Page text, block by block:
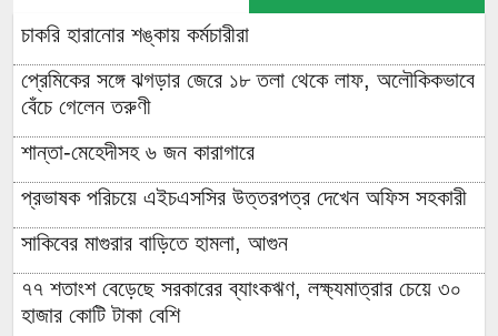
চাকরি হারানোর শঙ্কায় কর্মচারীরা
প্রেমিকের সঙ্গে ঝগড়ার জেরে ১৮ তলা থেকে লাফ, অলৌকিকভাবে
বেঁচে গেলেন তরুণী
শান্তা-মেহেদীসহ ৬ জন কারাগারে
প্রভাষক পরিচয়ে এইচএসসির উত্তরপত্র দেখেন অফিস সহকারী
সাকিবের মাগুরার বাড়িতে হামলা, আগুন
৭৭ শতাংশ বেড়েছে সরকারের ব্যাংকঋণ, লক্ষ্যমাত্রার চেয়ে ৩০
হাজার কোটি টাকা বেশি